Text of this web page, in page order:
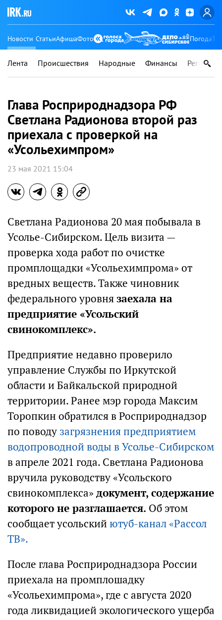
Новости СтатьиАфишаФото Погода
Лента Происшествия Народные Финансы Регионы
Глава Росприроднадзора РФ
Светлана Радионова второй раз
приехала с проверкой на
«Усольехимпром»
23 мая 2021 15:04
Светлана Радионова 20 мая побывала в
Усолье-Сибирском. Цель визита —
проверка хода работ по очистке
промплощадки «Усольехимпрома» от
вредных веществ. Также чиновник
федерального уровнязаехала на
предприятие «Усольский
свинокомплекс».
Предприятие недавно проверило
управление Службы по Иркутской
области и Байкальской природной
территории. Ранее мэр города Максим
Торопкин обратился в Росприроднадзор
по поводу загрязнения предприятием
водопроводной воды в Усолье-Сибирском
в апреле 2021 года. Светлана Радионова
вручила руководству «Усольского
свинокомплекса»документ, содержание
которого не разглашается. Об этом
сообщает усольский ютуб-канал «Рассол
ТВ».
После глава Росприроднадзора России
приехала на промплошадку
«Усольехимпрома», где с августа 2020
года ликвидацией экологического ущерба